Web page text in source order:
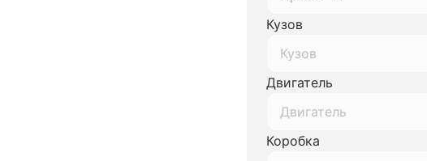
Кузов
Кузов
Двигатель
Двигатель
Коробка